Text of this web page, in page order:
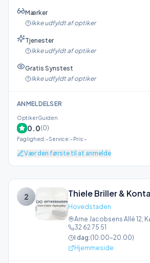
Mærker
Ikke udfyldt af optiker
Tjenester
Ikke udfyldt af optiker
Gratis Synstest
Ikke udfyldt af optiker
ANMELDELSER
OptikerGuiden
0.0(0)
Faglighed :–Service:– Pris:–
Vær den første til at anmelde
2 Thiele Briller &
Hovedstaden
Arne Jacobsens Allé 12,
32 62 75 51
I dag:(10.00–20.00)
Hjemmeside